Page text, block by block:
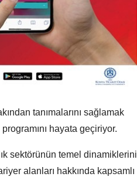
tanımalarını sağlamak
hayata geçiriyor.
sektörünün temel dinamiklerini
alanları hakkında kapsamlı